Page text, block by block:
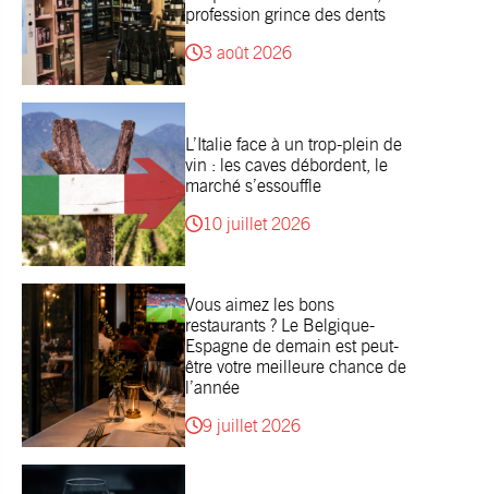
profession grince des dents
3 août 2026
L’Italie face à un trop-plein de
vin : les caves débordent, le
marché s’essouffle
10 juillet 2026
Vous aimez les bons
restaurants ? Le Belgique-
Espagne de demain est peut-
être votre meilleure chance de
l’année
9 juillet 2026